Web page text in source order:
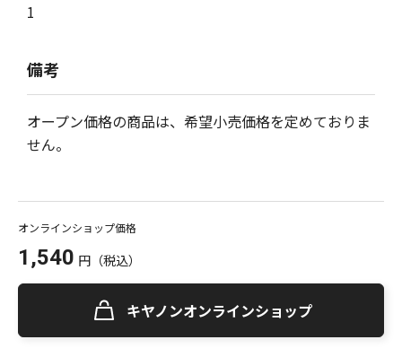
1
備考
オープン価格の商品は、希望小売価格を定めておりま
せん。
オンラインショップ価格
1,540 円 （税込）
キヤノンオンラインショップ